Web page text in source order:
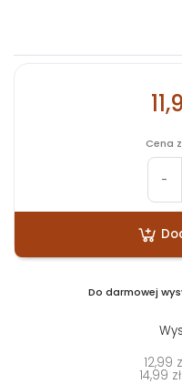
Cena
-
Do darmowej
12,99
14,99